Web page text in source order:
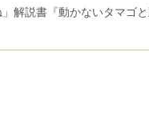
解説書『動かないタマ